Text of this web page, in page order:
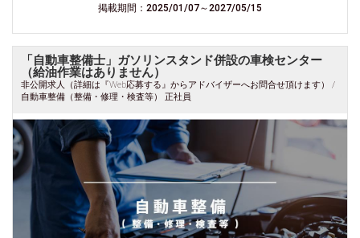
掲載期間：2025/01/07～2027/05/15
「自動車整備士」ガソリンスタンド併設の車検センター
（給油作業はありません）
非公開求人（詳細は『Web応募する』からアドバイザーへお問合せ頂けます） /
自動車整備（整備・修理・検査等） 正社員